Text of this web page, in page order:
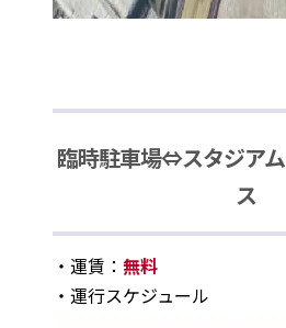
臨時駐車場⇔スタジア
ス
・運賃： 無料
・運行スケジュール